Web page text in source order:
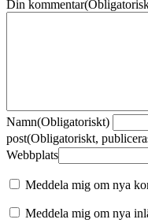
Din kommentar
Namn(Obligatoriskt)
post(Obligatoriskt,
Webbplats
Meddela mig om nya
Meddela mig om nya